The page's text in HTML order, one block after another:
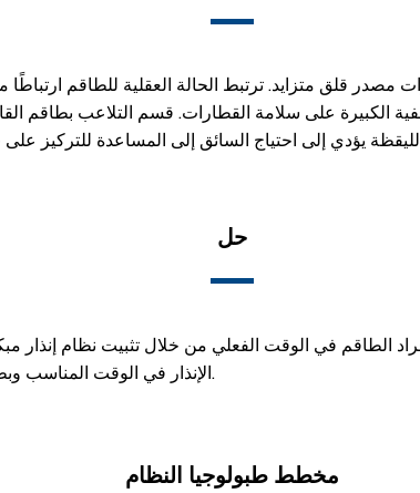
قلق متزايد. ترتبط الحالة العقلية للطاقم ارتباطًا
الكبيرة على سلامة القطارات. قسم التلاعب بطاقم
يؤدي إلى احتياج السائق إلى المساعدة للتركيز
حل
الطاقم في الوقت الفعلي من خلال تثبيت نظام إنذار
الإنذار في الوقت المناسب وبطريقة متدرجة للظروف السيئة مثل الإلهاء والمراقبة المتقطعة.
مخطط طبولوجيا النظام